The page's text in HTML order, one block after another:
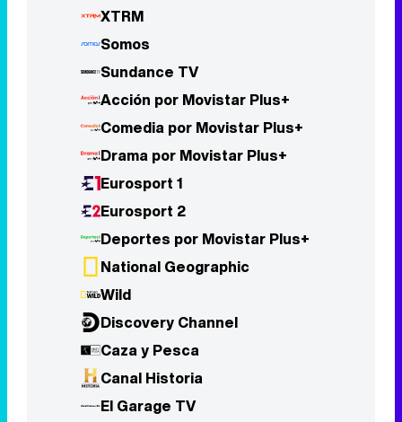
XTRM
Somos
Sundance TV
Acción por Movistar Plus+
Comedia por Movistar Plus+
Drama por Movistar Plus+
Eurosport 1
Eurosport 2
Deportes por Movistar Plus+
National Geographic
Wild
Discovery Channel
Caza y Pesca
Canal Historia
El Garage TV